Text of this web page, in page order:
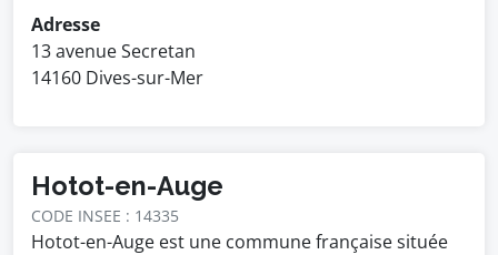
Adresse
13 avenue Secretan
14160 Dives-sur-Mer
Hotot-en-Auge
CODE INSEE : 14335
Hotot-en-Auge est une commune française située